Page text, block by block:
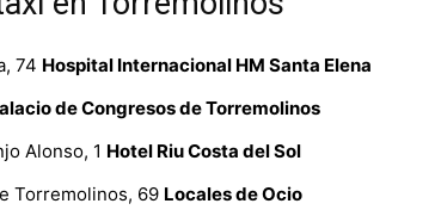
74 Hospital Internacional HM Santa Elena
de Congresos de Torremolinos
Alonso, 1 Hotel Riu Costa del Sol
Torremolinos, 69 Locales de Ocio